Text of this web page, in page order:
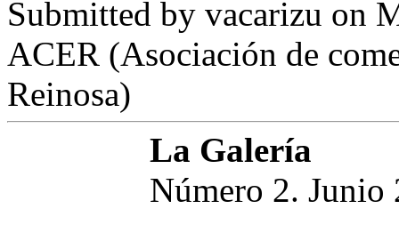
Submitted by vacarizu on
ACER (Asociación de
Reinosa)
La Galería
Número 2. Junio